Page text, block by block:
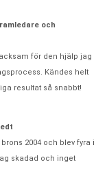
och
för den hjälp jag
Kändes helt
resultat så snabbt!
2004 och blev fyra i
skadad och inget